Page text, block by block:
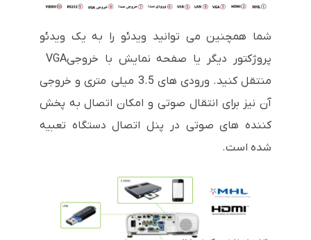
شما همچنین می توانید ویدئو را به یک ویدئو
پروژکتور دیگر یا صفحه نمایش با خروجیVGA
منتقل کنید. ورودی های 3.5 میلی متری و خروجی
آن نیز برای انتقال صوتی و امکان اتصال به پخش
کننده های صوتی در پنل اتصال دستگاه تعبیه
شده است.